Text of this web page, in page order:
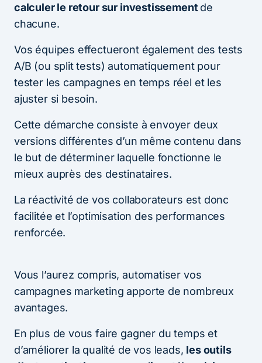
calculer le retour sur investissement de
chacune.
Vos équipes effectueront également des tests
A/B (ou split tests) automatiquement pour
tester les campagnes en temps réel et les
ajuster si besoin.
Cette démarche consiste à envoyer deux
versions différentes d’un même contenu dans
le but de déterminer laquelle fonctionne le
mieux auprès des destinataires.
La réactivité de vos collaborateurs est donc
facilitée et l’optimisation des performances
renforcée.
Vous l’aurez compris, automatiser vos
campagnes marketing apporte de nombreux
avantages.
En plus de vous faire gagner du temps et
d’améliorer la qualité de vos leads, les outils